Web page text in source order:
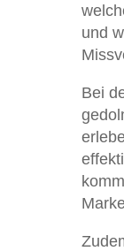
und
Bei